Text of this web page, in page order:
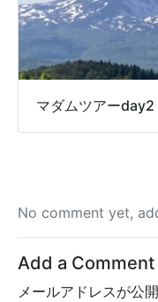
マダムツアーday2
No comment yet,
Add a Comment
メールアドレスが公